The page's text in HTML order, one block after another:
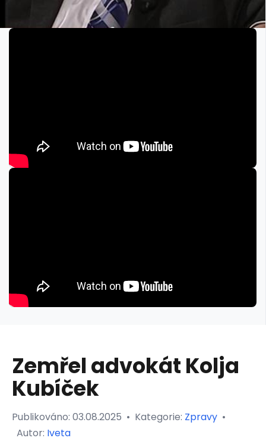
Zemřel advokát Kolja
Kubíček
Publikováno: 03.08.2025 • Kategorie: Zpravy •
Autor: Iveta